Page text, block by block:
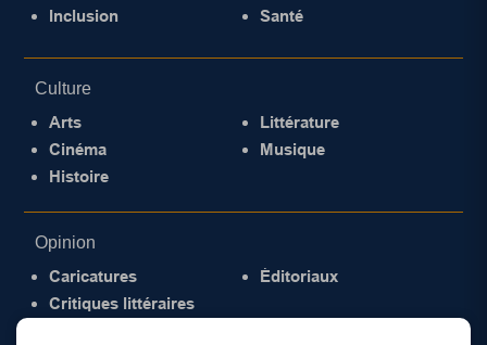
Inclusion
Santé
Culture
Arts
Cinéma
Histoire
Littérature
Musique
Opinion
Caricatures
Critiques littéraires
Éditoriaux